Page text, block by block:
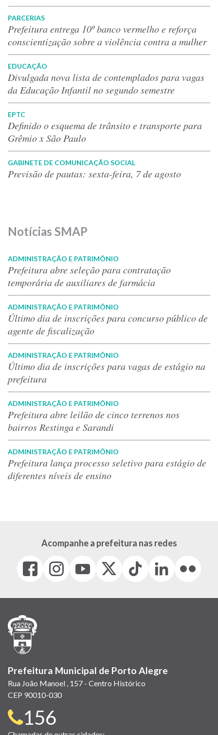
PARCERIAS
Prefeitura entrega 10º banco vermelho e reforça
conscientização sobre a violência contra a mulher
EDUCAÇÃO
Divulgada nova lista de contemplados para vagas
da Educação Infantil no segundo semestre
EPTC
Definido o esquema de trânsito e transporte para
Grêmio x São Paulo
GABINETE DE COMUNICAÇÃO SOCIAL
Previsão de pautas: sexta-feira, 7 de agosto
Notícias SMAP
ADMINISTRAÇÃO E PATRIMÔNIO
Prefeitura abre seleção para contratação
temporária de auxiliares de farmácia
ADMINISTRAÇÃO E PATRIMÔNIO
Último dia de inscrições para concurso público de
agente de fiscalização
ADMINISTRAÇÃO E PATRIMÔNIO
Último dia de inscrições para vagas de estágio na
prefeitura
ADMINISTRAÇÃO E PATRIMÔNIO
Prefeitura abre leilão de cinco terrenos nos
bairros Restinga e Sarandi
ADMINISTRAÇÃO E PATRIMÔNIO
Prefeitura lança processo seletivo para estágio de
diferentes níveis de ensino
Acompanhe a prefeitura nas redes
Facebook
(link
em
janela)
Instagram
(link
em
(link
em
(Antigo
(link
Tiktok
(link
em
LinkedIn
(link
em
(link
em
Prefeitura Municipal de Porto Alegre
Rua João Manoel , 157 - Centro Histórico
CEP 90010-030
Telefone
156